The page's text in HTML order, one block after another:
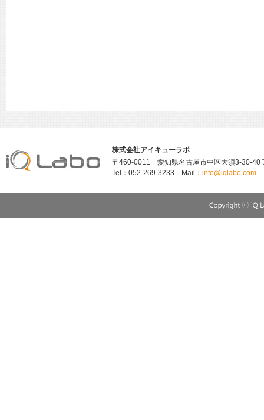
株式会社アイキューラボ
〒460-0011 愛知県名古屋市中区大須3-30-40
Tel：052-269-3233 Mail： info@iqlabo.com